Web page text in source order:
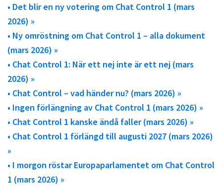
• Det blir en ny votering om Chat Control 1 (mars
2026) »
• Ny omröstning om Chat Control 1 – alla dokument
(mars 2026) »
• Chat Control 1: När ett nej inte är ett nej (mars
2026) »
• Chat Control – vad händer nu? (mars 2026) »
• Ingen förlängning av Chat Control 1 (mars 2026) »
• Chat Control 1 kanske ändå faller (mars 2026) »
• Chat Control 1 förlängd till augusti 2027 (mars 2026)
»
• I morgon röstar Europaparlamentet om Chat Control
1 (mars 2026) »